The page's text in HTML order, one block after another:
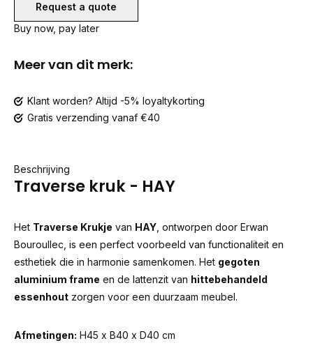
Request a quote
Buy now, pay later
Meer van dit merk:
Klant worden? Altijd -5% loyaltykorting
Gratis verzending vanaf €40
Beschrijving
Traverse kruk - HAY
Het Traverse Krukje van HAY , ontworpen door Erwan
Bouroullec, is een perfect voorbeeld van functionaliteit en
esthetiek die in harmonie samenkomen. Het gegoten
aluminium frame en de lattenzit van hittebehandeld
essenhout zorgen voor een duurzaam meubel.
Afmetingen: H45 x B40 x D40 cm